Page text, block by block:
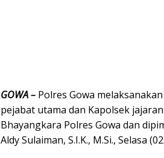
GOWA – Polres Gowa
pejabat utama dan Kapolsek
Bhayangkara Polres Gowa dan
Aldy Sulaiman, S.I.K., M.Si., Selasa